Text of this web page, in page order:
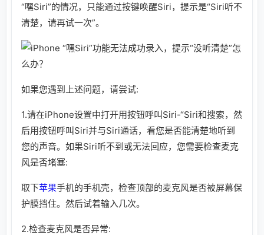
“嘿Siri”的情况，只能通过按键唤醒Siri，提示是“Siri听不
清楚，请再试一次”。
如果您遇到上述问题，请尝试:
1.请在iPhone设置中打开用按钮呼叫Siri-“Siri和搜索，然
后用按钮呼叫Siri并与Siri通话，看您是否能清楚地听到
您的声音。如果Siri听不到或无法回应，您需要检查麦克
风是否堵塞:
取下苹果手机的手机壳，检查顶部的麦克风是否被屏幕保
护膜挡住。然后试着输入几次。
2.检查麦克风是否异常: